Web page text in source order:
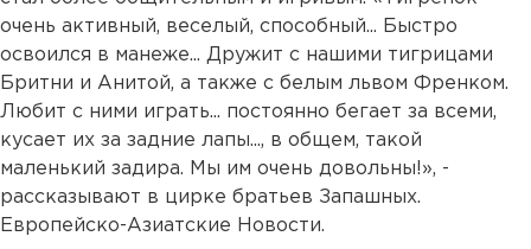
очень активный, веселый, способный... Быстро
освоился в манеже... Дружит с нашими тигрицами
Бритни и Анитой, а также с белым львом Френком.
Любит с ними играть... постоянно бегает за всеми,
кусает их за задние лапы..., в общем, такой
маленький задира. Мы им очень довольны!», -
рассказывают в цирке братьев Запашных.
Европейско-Азиатские Новости.